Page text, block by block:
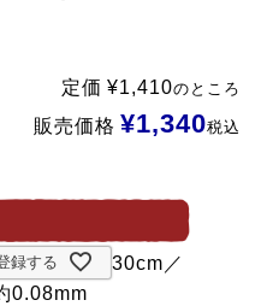
定価 ¥1,410のところ
販売価格 ¥1,340税込
■約21×30cm／
0.08mm
録する